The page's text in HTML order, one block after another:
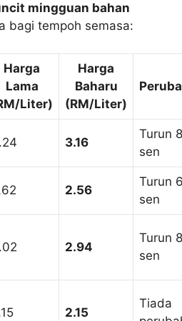
mingguan bahan
bagi tempoh semasa:
Harga
Lama
Liter)
Harga
Baharu
(RM/Liter)
3.16
Turun 8
sen
2.56
Turun
sen
2.94
Turun 8
sen
2.15
Tiada